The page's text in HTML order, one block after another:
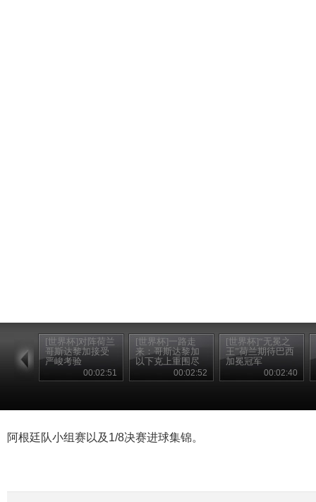
[世界杯]对阵荷兰
哥斯达黎加接受
严峻考验
00:02:51
[世界杯]一路走
来：哥斯达黎加
以下克上重围尽
00:02:52
[世界杯]“无冕之
王”荷兰期待巴西
加冕冠军
00:02:40
阿根廷队小组赛以及1/8决赛进球集锦。